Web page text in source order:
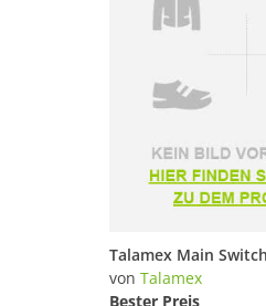
von Talamex
Bester Preis